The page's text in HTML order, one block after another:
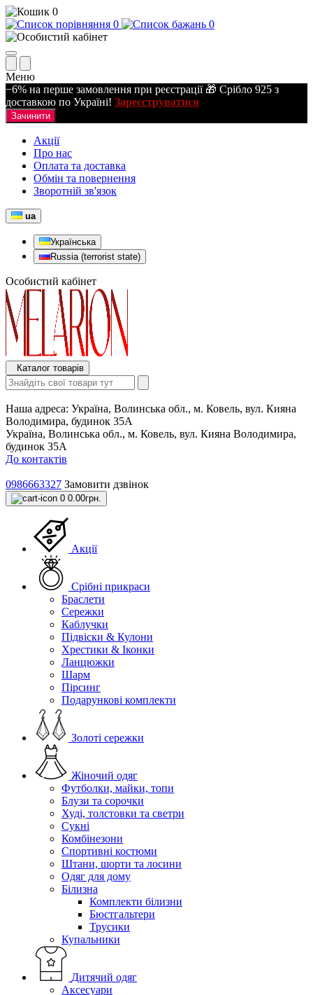
0
0
0
Меню
−6% на перше замовлення при реєстрації 🎁 Срібло 925 з
доставкою по Україні! Зареєструватися
Зачинити
Акції
Про нас
Оплата та доставка
Обмін та повернення
Зворотній зв'язок
ua
Українська
Russia (terrorist state)
Особистий кабінет
Каталог товарів
Наша адреса: Україна, Волинська обл., м. Ковель, вул. Кияна
Володимира, будинок 35А
Україна, Волинська обл., м. Ковель, вул. Кияна Володимира,
будинок 35А
До контактів
0986663327 Замовити дзвінок
0 0.00грн.
Акції
Срібні прикраси
Браслети
Сережки
Каблучки
Підвіски & Кулони
Хрестики & Іконки
Ланцюжки
Шарм
Пірсинг
Подарункові комплекти
Золоті сережки
Жіночий одяг
Футболки, майки, топи
Блузи та сорочки
Худі, толстовки та светри
Сукні
Комбінезони
Спортивні костюми
Штани, шорти та лосини
Одяг для дому
Білизна
Комплекти білизни
Бюстгальтери
Трусики
Купальники
Дитячий одяг
Аксесуари